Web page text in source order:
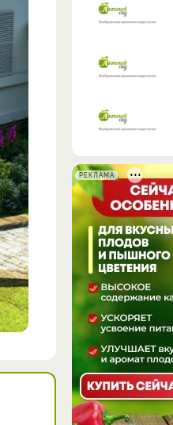
РЕКЛАМА